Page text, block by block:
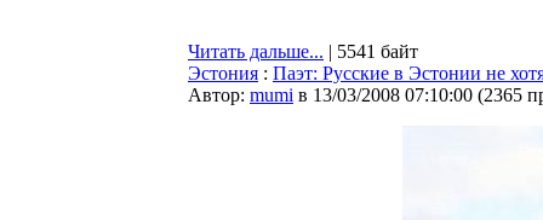
Читать дальше... | 5541 байт
Эстония : Паэт: Русские в Эстонии не
Автор: mumi в 13/03/2008 07:10:00 (2365